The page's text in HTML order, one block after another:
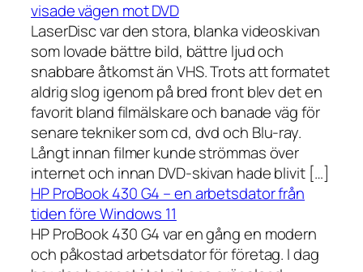
visade vägen mot DVD
LaserDisc var den stora, blanka videoskivan
som lovade bättre bild, bättre ljud och
snabbare åtkomst än VHS. Trots att formatet
aldrig slog igenom på bred front blev det en
favorit bland filmälskare och banade väg för
senare tekniker som cd, dvd och Blu-ray.
Långt innan filmer kunde strömmas över
internet och innan DVD-skivan hade blivit […]
HP ProBook 430 G4 – en arbetsdator från
tiden före Windows 11
HP ProBook 430 G4 var en gång en modern
och påkostad arbetsdator för företag. I dag